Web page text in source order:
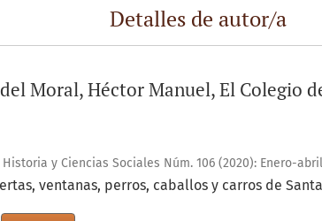
Detalles de autor/a
Moral, Héctor Manuel, El Colegio
y Ciencias Sociales Núm. 106 (2020): Enero-abril
ventanas, perros, caballos y carros de Santa